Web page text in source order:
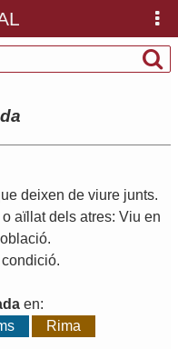
deixen de viure junts.
o aïllat dels atres: Viu en
.
condició.
en:
Rima